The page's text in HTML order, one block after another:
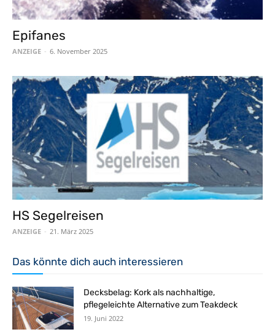
Epifanes
ANZEIGE - 6. November 2025
HS Segelreisen
ANZEIGE - 21. März 2025
Das könnte dich auch interessieren
Decksbelag: Kork als nachhaltige,
pflegeleichte Alternative zum Teakdeck
19. Juni 2022